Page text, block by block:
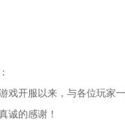
戏开服以来，与各位玩家
诚的感谢！